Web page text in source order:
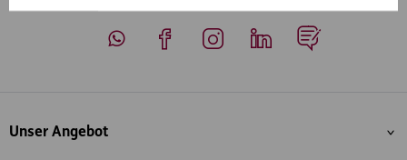
Inhaltsübersicht
Unser Angebot